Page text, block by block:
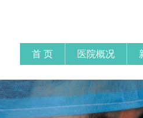
首 页 医院概况